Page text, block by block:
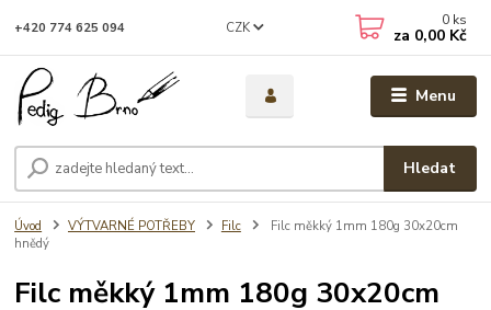
Menu
CZK
Hledat
+420 774 625 094 0 ks
za 0,00 Kč
Úvod VÝTVARNÉ POTŘEBY Filc
Filc měkký 1mm 180g 30x20cm
hnědý
Filc měkký 1mm 180g 30x20cm